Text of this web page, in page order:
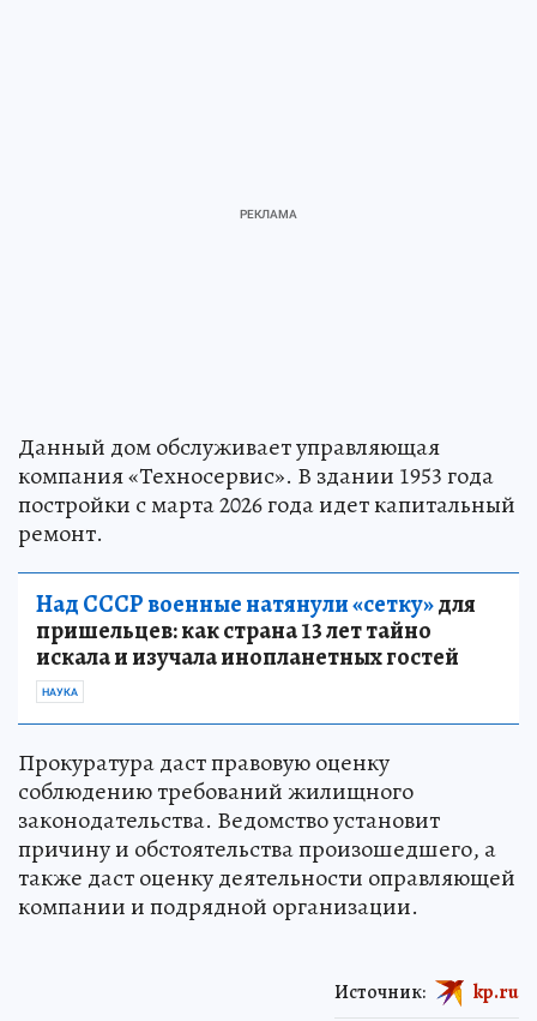
Данный дом обслуживает управляющая
компания «Техносервис». В здании 1953 года
постройки с марта 2026 года идет капитальный
ремонт.
Над СССР военные натянули «сетку»для
пришельцев: как страна 13 лет тайно
искала и изучала инопланетных гостей
НАУКА
Прокуратура даст правовую оценку
соблюдению требований жилищного
законодательства. Ведомство установит
причину и обстоятельства произошедшего, а
также даст оценку деятельности оправляющей
компании и подрядной организации.
Источник: kp.ru